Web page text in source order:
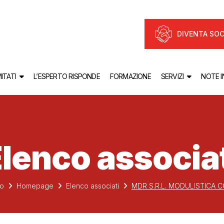
DIVENTA
L’ESPERTO RISPONDE FORMAZIONE SERVIZI NOTE
Homepage Elenco associati MDR S.R.L. MODULISTICA